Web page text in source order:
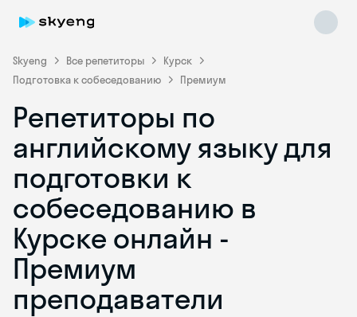
Skyeng Все репетиторы
Курск
Подготовка к собеседованию
Премиум
Репетиторы по
английскому языку для
подготовки к
собеседованию в
Курске онлайн -
Премиум
преподаватели
Skyeng Chat